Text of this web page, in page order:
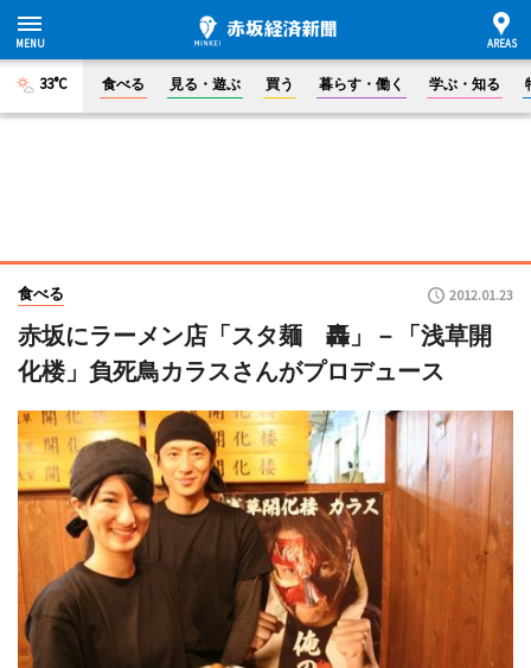
33°C 食べる 見る・遊ぶ 買う 暮らす・働く 学ぶ・知る
食べる 2012.01.23
赤坂にラーメン店「スタ麺 轟」－「浅草開
化楼」負死鳥カラスさんがプロデュース